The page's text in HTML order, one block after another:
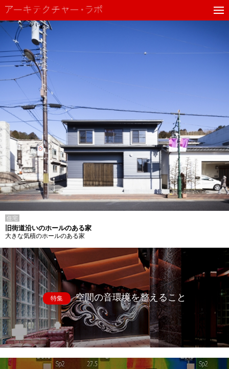
住宅
旧街道沿いのホールのある家
大きな気積のホールのある家
特集 空間の音環境を整えること